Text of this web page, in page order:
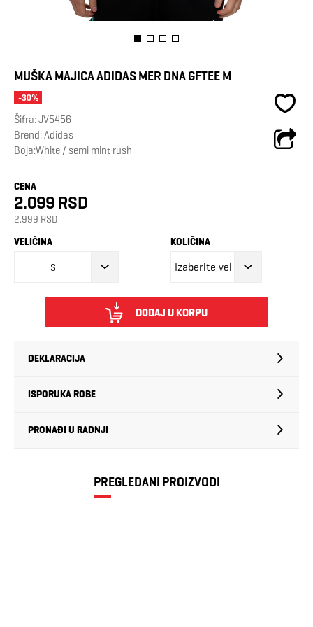
MUŠKA MAJICA ADIDAS MER DNA GFTEE M
-30%
Šifra:JV5456
Brend:Adidas
Boja:White / semi mint rush
CENA
2.099 RSD
2.999 RSD
VELIČINA
S
KOLIČINA
DODAJ U KORPU
DEKLARACIJA
ISPORUKA ROBE
PRONAĐI U RADNJI
PREGLEDANI PROIZVODI